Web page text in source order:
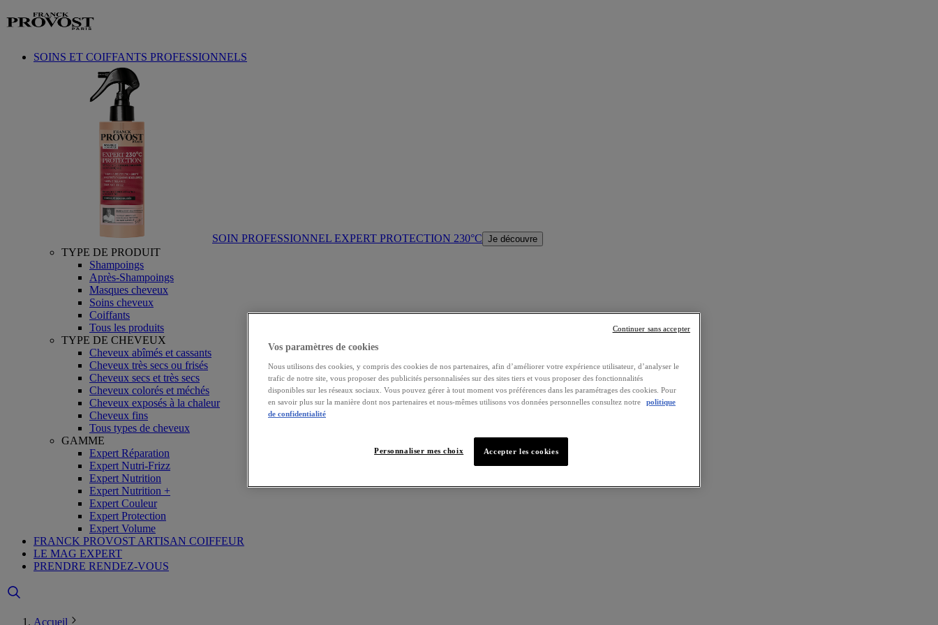
Aller au contenu
SOINS ET COIFFANTS PROFESSIONNELS
SOIN PROFESSIONNEL EXPERT PROTECTION 230°C Je découvre
TYPE DE PRODUIT
Shampoings
Après-Shampoings
Masques cheveux
Soins cheveux
Coiffants
Tous les produits
TYPE DE CHEVEUX
Cheveux abîmés et cassants
Cheveux très secs ou frisés
Cheveux secs et très secs
Cheveux colorés et méchés
Cheveux exposés à la chaleur
Cheveux fins
Tous types de cheveux
GAMME
Expert Réparation
Expert Nutri-Frizz
Expert Nutrition
Expert Nutrition +
Expert Couleur
Expert Protection
Expert Volume
FRANCK PROVOST ARTISAN COIFFEUR
LE MAG EXPERT
PRENDRE RENDEZ-VOUS
Accueil
Vos paramètres de cookies
Nous utilisons des cookies, y compris des cookies de nos partenaires, afin d’améliorer votre expérience utilisateur, d’analyser le
trafic de notre site, vous proposer des publicités personnalisées sur des sites tiers et vous proposer des fonctionnalités
disponibles sur les réseaux sociaux. Vous pouvez gérer à tout moment vos préférences dans les paramétrages des cookies. Pour
en savoir plus sur la manière dont nos partenaires et nous-mêmes utilisons vos données personnelles consultez notre
politique
de confidentialité
Accepter les cookies
Personnaliser mes choix
Continuer sans accepter